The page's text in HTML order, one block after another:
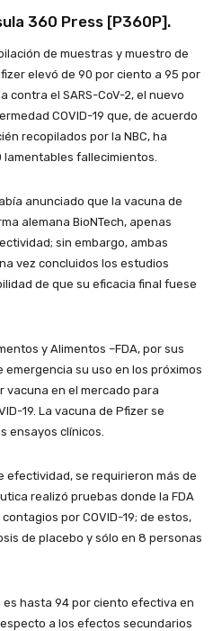
360 Press [P360P].
de muestras y muestro de
elevó de 90 por ciento a 95 por
contra el SARS-CoV-2, el nuevo
COVID-19 que, de acuerdo
recopilados por la NBC, ha
lamentables fallecimientos.
anunciado que la vacuna de
alemana BioNTech, apenas
sin embargo, ambas
vez concluidos los estudios
de que su eficacia final fuese
y Alimentos –FDA, por sus
su uso en los próximos
vacuna en el mercado para
19. La vacuna de Pfizer se
ensayos clínicos.
efectividad, se requirieron más de
realizó pruebas donde la FDA
por COVID-19; de estos,
de placebo y sólo en 8 personas
hasta 94 por ciento efectiva en
a los efectos secundarios